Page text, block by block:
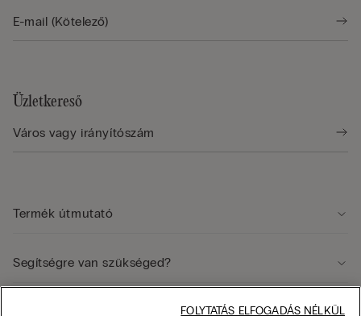
Üzletkereső
Termék útmutató
Segítségre van szükséged?
FOLYTATÁS ELFOGADÁS NÉLKÜL